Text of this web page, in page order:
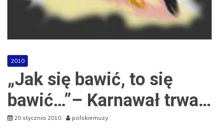
2010
„Jak się bawić, to się
bawić…”– Karnawał trwa…
20 stycznia 2010 polskiemuzy